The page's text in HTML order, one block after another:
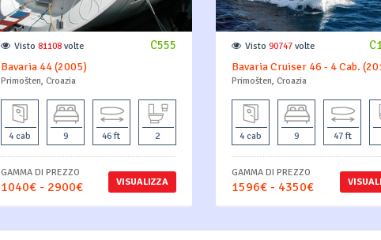
C555
Visto 81108volte
Bavaria 44 (2005)
Primošten, Croazia
4 cab 9 46 ft 2
VISUALIZZA
GAMMA DI PREZZO
1040€ - 2900€
Visto 90747 volte
Bavaria Cruiser 46 - 4 Cab.
Primošten, Croazia
4 cab 9 47 ft
GAMMA DI PREZZO
1596€ - 4350€